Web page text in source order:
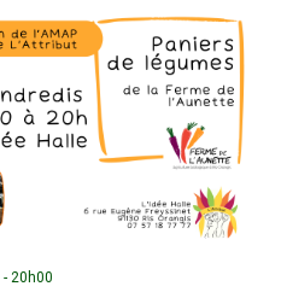
- 20h00